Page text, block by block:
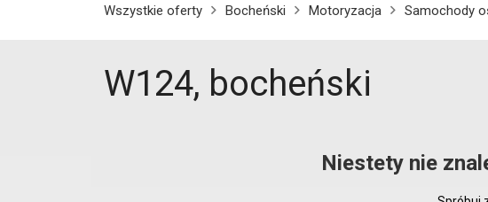
Wszystkie oferty Bocheński Motoryzacja Samochody
W124, bocheński
Niestety nie